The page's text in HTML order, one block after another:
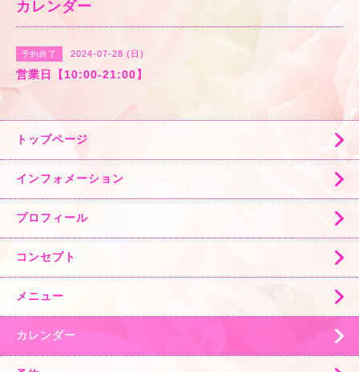
カレンダー
予約終了 2024-07-28 (日)
営業日【10:00-21:00】
トップページ
インフォメーション
プロフィール
コンセプト
メニュー
カレンダー